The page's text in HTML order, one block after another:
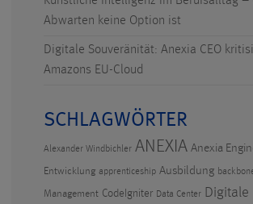
Abwarten keine Option ist
Digitale Souveränität: Anexia CEO
Amazons EU-Cloud
SCHLAGWÖRTER
Alexander Windbichler ANEXIA Anexia
Entwicklung apprenticeship Ausbildung
Management CodeIgniter Data Center Digitale